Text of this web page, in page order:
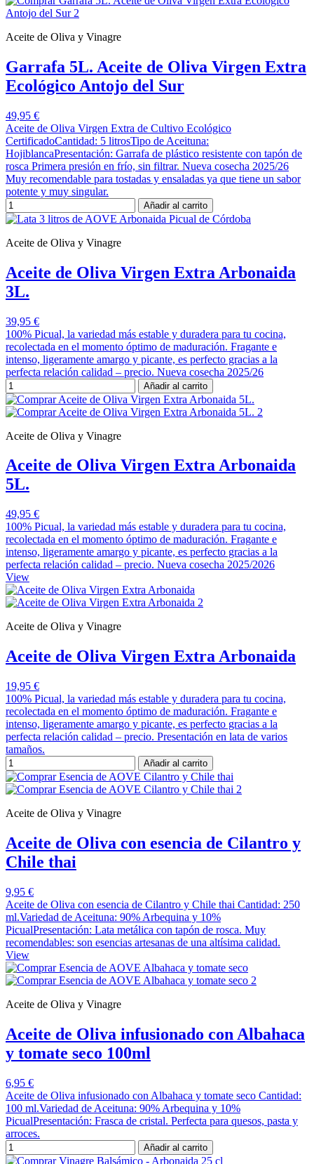
Aceite de Oliva y Vinagre
Garrafa 5L. Aceite de Oliva Virgen Extra
Ecológico Antojo del Sur
49,95 €
Aceite de Oliva Virgen Extra de Cultivo Ecológico
CertificadoCantidad: 5 litrosTipo de Aceituna:
HojiblancaPresentación: Garrafa de plástico resistente con tapón de
rosca Primera presión en frío, sin filtrar. Nueva cosecha 2025/26
Muy recomendable para tostadas y ensaladas ya que tiene un sabor
potente y muy singular.
Añadir al carrito
Aceite de Oliva y Vinagre
Aceite de Oliva Virgen Extra Arbonaida
3L.
39,95 €
100% Picual, la variedad más estable y duradera para tu cocina,
recolectada en el momento óptimo de maduración. Fragante e
intenso, ligeramente amargo y picante, es perfecto gracias a la
perfecta relación calidad – precio. Nueva cosecha 2025/26
Añadir al carrito
Aceite de Oliva y Vinagre
Aceite de Oliva Virgen Extra Arbonaida
5L.
49,95 €
100% Picual, la variedad más estable y duradera para tu cocina,
recolectada en el momento óptimo de maduración. Fragante e
intenso, ligeramente amargo y picante, es perfecto gracias a la
perfecta relación calidad – precio. Nueva cosecha 2025/2026
View
Aceite de Oliva y Vinagre
Aceite de Oliva Virgen Extra Arbonaida
19,95 €
100% Picual, la variedad más estable y duradera para tu cocina,
recolectada en el momento óptimo de maduración. Fragante e
intenso, ligeramente amargo y picante, es perfecto gracias a la
perfecta relación calidad – precio. Presentación en lata de varios
tamaños.
Añadir al carrito
Aceite de Oliva y Vinagre
Aceite de Oliva con esencia de Cilantro y
Chile thai
9,95 €
Aceite de Oliva con esencia de Cilantro y Chile thai Cantidad: 250
ml.Variedad de Aceituna: 90% Arbequina y 10%
PicualPresentación: Lata metálica con tapón de rosca. Muy
recomendables: son esencias artesanas de una altísima calidad.
View
Aceite de Oliva y Vinagre
Aceite de Oliva infusionado con Albahaca
y tomate seco 100ml
6,95 €
Aceite de Oliva infusionado con Albahaca y tomate seco Cantidad:
100 ml.Variedad de Aceituna: 90% Arbequina y 10%
PicualPresentación: Frasca de cristal. Perfecta para quesos, pasta y
arroces.
Añadir al carrito